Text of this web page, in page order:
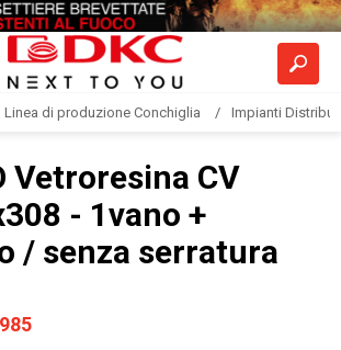
Linea di produzione Conchiglia Impianti
Vetroresina CV
- 1vano +
/ senza serratura